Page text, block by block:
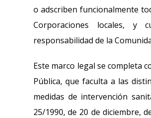
o adscriben funcionalmente
Corporaciones locales, y
responsabilidad de la
Este marco legal se completa
Pública, que faculta a las
medidas de intervención
25/1990, de 20 de diciembre,